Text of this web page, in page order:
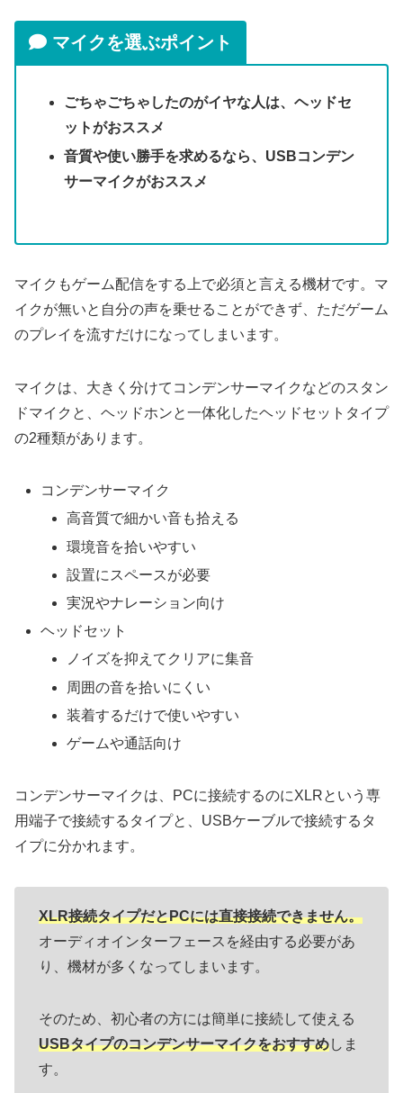
マイクを選ぶポイント
ごちゃごちゃしたのがイヤな人は、ヘッドセ
ットがおススメ
音質や使い勝手を求めるなら、USBコンデン
サーマイクがおススメ
マイクもゲーム配信をする上で必須と言える機材です。マ
イクが無いと自分の声を乗せることができず、ただゲーム
のプレイを流すだけになってしまいます。
マイクは、大きく分けてコンデンサーマイクなどのスタン
ドマイクと、ヘッドホンと一体化したヘッドセットタイプ
の2種類があります。
コンデンサーマイク
高音質で細かい音も拾える
環境音を拾いやすい
設置にスペースが必要
実況やナレーション向け
ヘッドセット
ノイズを抑えてクリアに集音
周囲の音を拾いにくい
装着するだけで使いやすい
ゲームや通話向け
コンデンサーマイクは、PCに接続するのにXLRという専
用端子で接続するタイプと、USBケーブルで接続するタ
イプに分かれます。
XLR接続タイプだとPCには直接接続できません。
オーディオインターフェースを経由する必要があ
り、機材が多くなってしまいます。
そのため、初心者の方には簡単に接続して使える
USBタイプのコンデンサーマイクをおすすめしま
す。